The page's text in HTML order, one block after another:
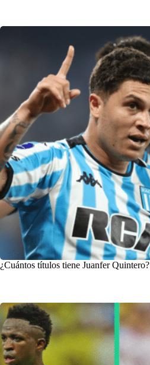
¿Cuántos títulos tiene Juanfer Quintero?